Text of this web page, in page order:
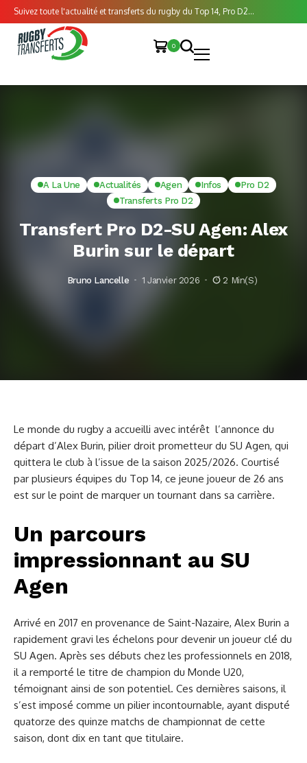
Suivez toute l'actualité et transferts du rugby du Top 14, Pro D2...
0
A La Une Actualités Agen Infos
Pro D2
Transferts Pro D2
Transfert Pro D2-SU Agen: Alex
Burin sur le départ
Bruno Lancelle 1 Janvier 2026 2 Min(s)
Le monde du rugby a accueilli avec intérêt l’annonce du
départ d’Alex Burin, pilier droit prometteur du SU Agen, qui
quittera le club à l’issue de la saison 2025/2026. Courtisé
par plusieurs équipes du Top 14, ce jeune joueur de 26 ans
est sur le point de marquer un tournant dans sa carrière.
Un parcours
impressionnant au SU
Agen
Arrivé en 2017 en provenance de Saint-Nazaire, Alex Burin a
rapidement gravi les échelons pour devenir un joueur clé du
SU Agen. Après ses débuts chez les professionnels en 2018,
il a remporté le titre de champion du Monde U20,
témoignant ainsi de son potentiel. Ces dernières saisons, il
s’est imposé comme un pilier incontournable, ayant disputé
quatorze des quinze matchs de championnat de cette
saison, dont dix en tant que titulaire.